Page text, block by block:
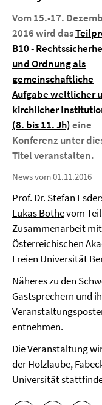
Vom 15.-17.
2016 wird das
B10 -
und Ordnung als
gemeinschaftliche
Aufgabe weltlicher
kirchlicher
(8. bis 11. Jh)eine
Konferenz unter
Titel veranstalten.
News vom 01.11.2016
Prof. Dr. Stefan
Lukas Bothevom
Zusammenarbeit mit
Österreichischen
Freien Universität
Näheres zu den
Gastsprechern und
entnehmen.
Die Veranstaltung
der Holzlaube,
Universität